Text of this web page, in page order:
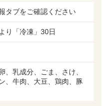
タブをご確認ください
り「冷凍」30日
、乳成分、ごま、さけ、
、牛肉、大豆、鶏肉、豚